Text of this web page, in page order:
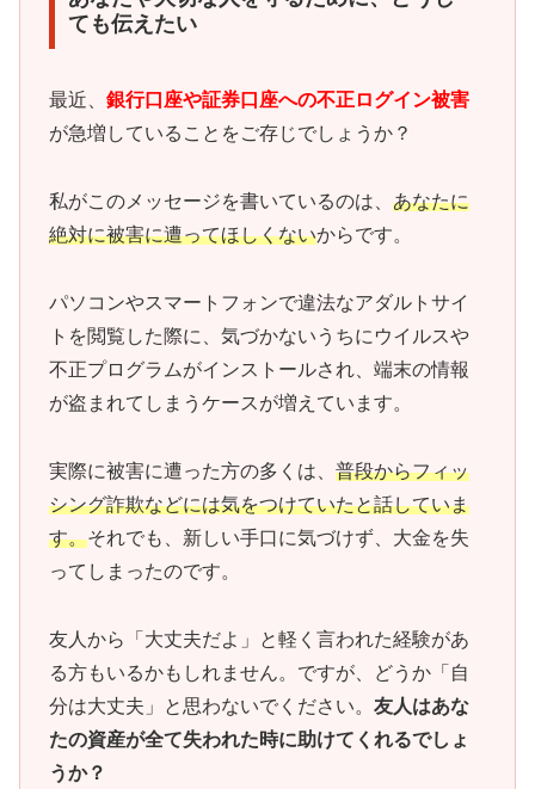
ても伝えたい
最近、 銀行口座や証券口座への不正ログイン被害
が急増していることをご存じでしょうか？
私がこのメッセージを書いているのは、 あなたに
絶対に被害に遭ってほしくないからです。
パソコンやスマートフォンで違法なアダルトサイ
トを閲覧した際に、気づかないうちにウイルスや
不正プログラムがインストールされ、端末の情報
が盗まれてしまうケースが増えています。
実際に被害に遭った方の多くは、 普段からフィッ
シング詐欺などには気をつけていたと話していま
す。それでも、新しい手口に気づけず、大金を失
ってしまったのです。
友人から「大丈夫だよ」と軽く言われた経験があ
る方もいるかもしれません。ですが、どうか「自
分は大丈夫」と思わないでください。 友人はあな
たの資産が全て失われた時に助けてくれるでしょ
うか？